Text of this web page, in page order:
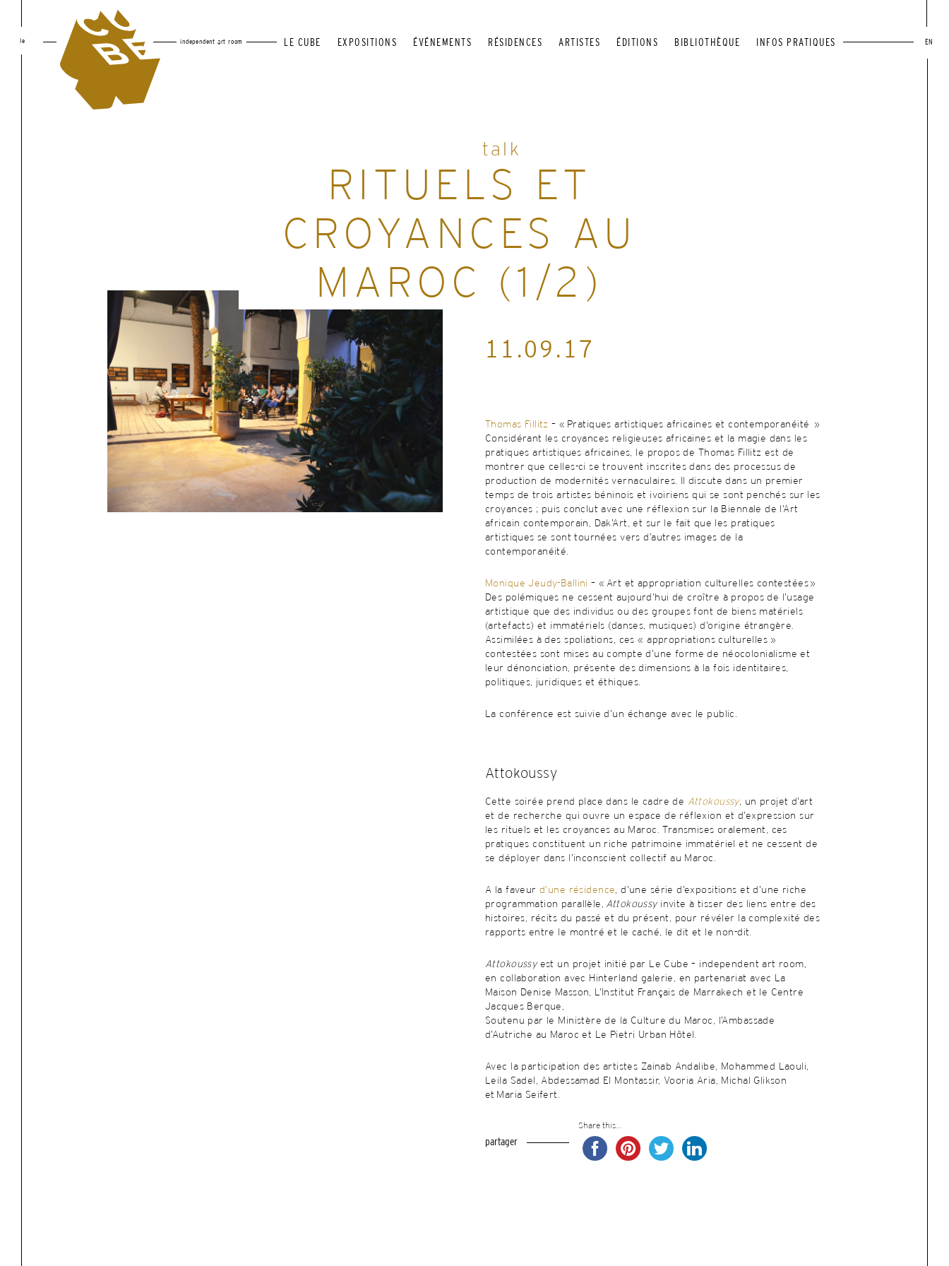
le independent art room LE CUBE EXPOSITIONS ÉVÉNEMENTS RÉSIDENCES ARTISTES ÉDITIONS BIBLIOTHÈQUE INFOS PRATIQUES EN
11.09.17
Thomas Fillitz – « Pratiques artistiques africaines et contemporanéité »
Considérant les croyances religieuses africaines et la magie dans les
pratiques artistiques africaines, le propos de Thomas Fillitz est de
montrer que celles-ci se trouvent inscrites dans des processus de
production de modernités vernaculaires. Il discute dans un premier
temps de trois artistes béninois et ivoiriens qui se sont penchés sur les
croyances ; puis conclut avec une réflexion sur la Biennale de l’Art
africain contemporain, Dak’Art, et sur le fait que les pratiques
artistiques se sont tournées vers d’autres images de la
contemporanéité.
Monique Jeudy-Ballini – « Art et appropriation culturelles contestées »
Des polémiques ne cessent aujourd’hui de croître à propos de l’usage
artistique que des individus ou des groupes font de biens matériels
(artefacts) et immatériels (danses, musiques) d’origine étrangère.
Assimilées à des spoliations, ces « appropriations culturelles »
contestées sont mises au compte d’une forme de néocolonialisme et
leur dénonciation, présente des dimensions à la fois identitaires,
politiques, juridiques et éthiques.
La conférence est suivie d’un échange avec le public.
Attokoussy
Cette soirée prend place dans le cadre de Attokoussy, un projet d’art
et de recherche qui ouvre un espace de réflexion et d’expression sur
les rituels et les croyances au Maroc. Transmises oralement, ces
pratiques constituent un riche patrimoine immatériel et ne cessent de
se déployer dans l’inconscient collectif au Maroc.
A la faveurd’une résidence, d’une série d’expositions et d’une riche
programmation parallèle, Attokoussyinvite à tisser des liens entre des
histoires, récits du passé et du présent, pour révéler la complexité des
rapports entre le montré et le caché, le dit et le non-dit.
Attokoussyest un projet initié par Le Cube – independent art room,
en collaboration avec Hinterland galerie, en partenariat avec La
Maison Denise Masson, L’Institut Français de Marrakech et le Centre
Jacques Berque,
Soutenu par le Ministère de la Culture du Maroc, l’Ambassade
d’Autriche au Maroc et Le Pietri Urban Hôtel.
Avec la participation des artistes Zainab Andalibe, Mohammed Laouli,
Leila Sadel, Abdessamad El Montassir, Vooria Aria, Michal Glikson
et Maria Seifert.
partager
Share this...
talk
RITUELS ET
CROYANCES AU
MAROC (1/2)